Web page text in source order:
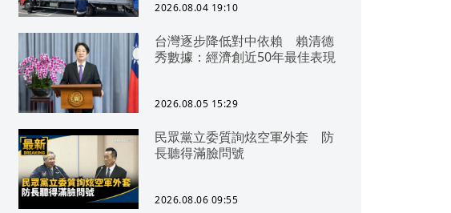
2026.08.04 19:10
台灣逐步降低對中依賴 賴清德
秀數據：經濟創近50年最佳表現
2026.08.05 15:29
民眾黨立委質詢炫空軍外套 防
長聽得滿臉問號
2026.08.06 09:55